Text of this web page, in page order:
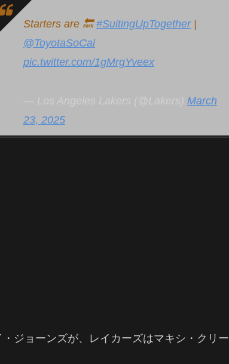
Starters are 🔙#SuitingUpTogether|
@ToyotaSoCal
pic.twitter.com/1gMrgYveex
— Los Angeles Lakers (@Lakers) March
23, 2025
ジョーンズが、レイカーズはマキシ・クリー